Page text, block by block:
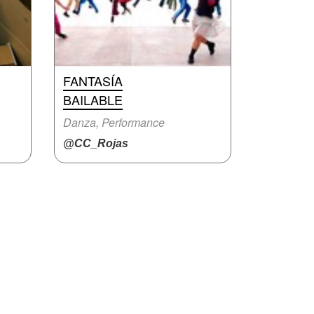
FANTASÍA
BAILABLE
Danza, Performance
@CC_Rojas